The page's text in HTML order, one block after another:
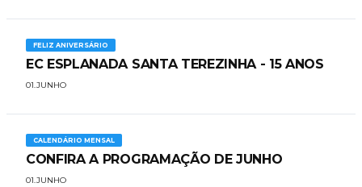
FELIZ ANIVERSÁRIO
EC ESPLANADA SANTA TEREZINHA - 15 ANOS
01.JUNHO
CALENDÁRIO MENSAL
CONFIRA A PROGRAMAÇÃO DE JUNHO
01.JUNHO